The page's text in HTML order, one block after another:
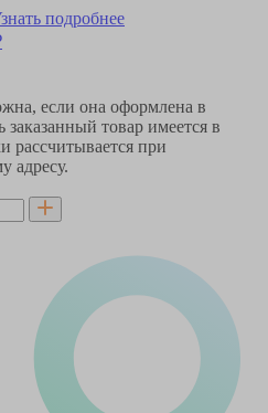
подробнее
если она оформлена в
заказанный товар имеется в
рассчитывается при
адресу.